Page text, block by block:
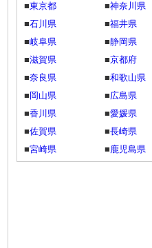
■東京都 ■神奈川県
■石川県 ■福井県
■岐阜県 ■静岡県
■滋賀県 ■京都府
■奈良県 ■和歌山県
■ 岡山県 ■広島県
■香川県 ■愛媛県
■佐賀県 ■長崎県
■宮崎県 ■鹿児島県